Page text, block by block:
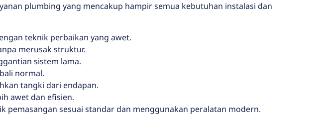
plumbing yang mencakup hampir semua kebutuhan instalasi dan
teknik perbaikan yang awet.
merusak struktur.
sistem lama.
normal.
tangki dari endapan.
awet dan efisien.
pemasangan sesuai standar dan menggunakan peralatan modern.